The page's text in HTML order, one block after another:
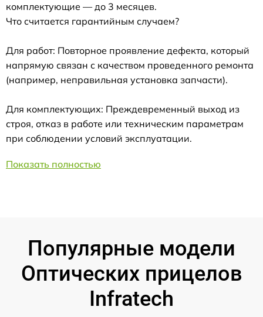
комплектующие — до 3 месяцев.
Что считается гарантийным случаем?
Для работ: Повторное проявление дефекта, который
напрямую связан с качеством проведенного ремонта
(например, неправильная установка запчасти).
Для комплектующих: Преждевременный выход из
строя, отказ в работе или техническим параметрам
при соблюдении условий эксплуатации.
Показать полностью
Популярные модели
Оптических прицелов
Infratech